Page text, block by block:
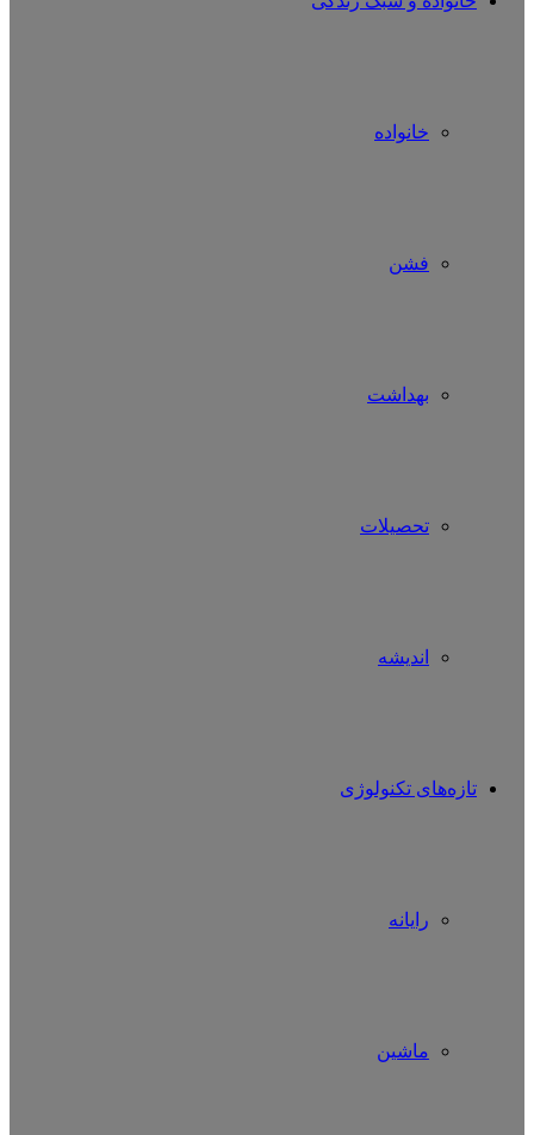
خانواده
فشن
بهداشت
تحصیلات
اندیشه
تازه‌های تکنولوژی
رایانه
ماشین